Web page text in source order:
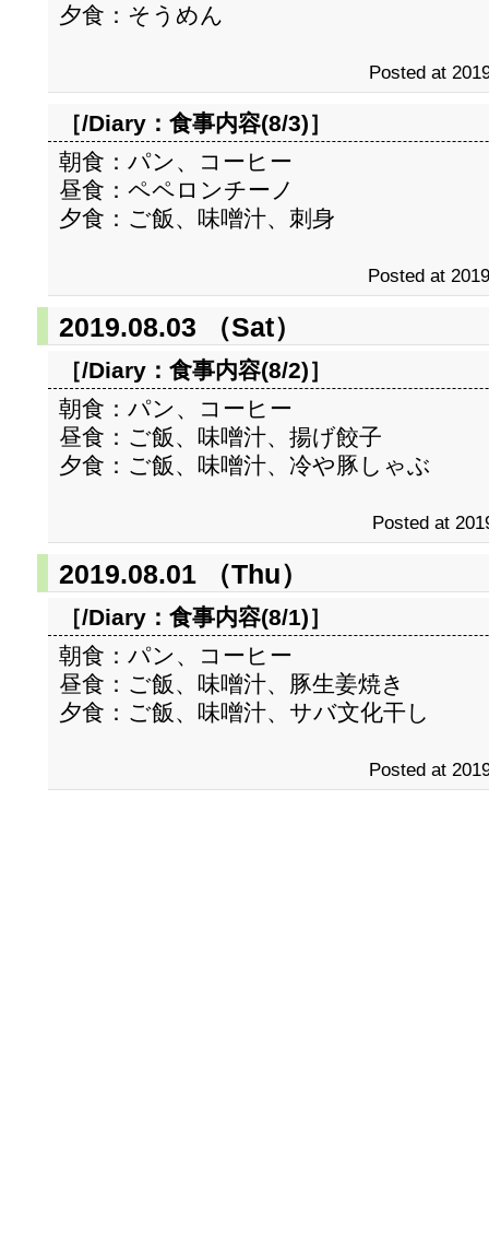
夕食：そうめん
Posted at
［/Diary： 食事内容(8/3)］
朝食：パン、コーヒー
昼食：ペペロンチーノ
夕食：ご飯、味噌汁、刺身
Posted at
2019.08.03 （Sat）
［/Diary： 食事内容(8/2)］
朝食：パン、コーヒー
昼食：ご飯、味噌汁、揚げ餃子
夕食：ご飯、味噌汁、冷や豚しゃぶ
Posted at
2019.08.01 （Thu）
［/Diary： 食事内容(8/1)］
朝食：パン、コーヒー
昼食：ご飯、味噌汁、豚生姜焼き
夕食：ご飯、味噌汁、サバ文化干し
Posted at